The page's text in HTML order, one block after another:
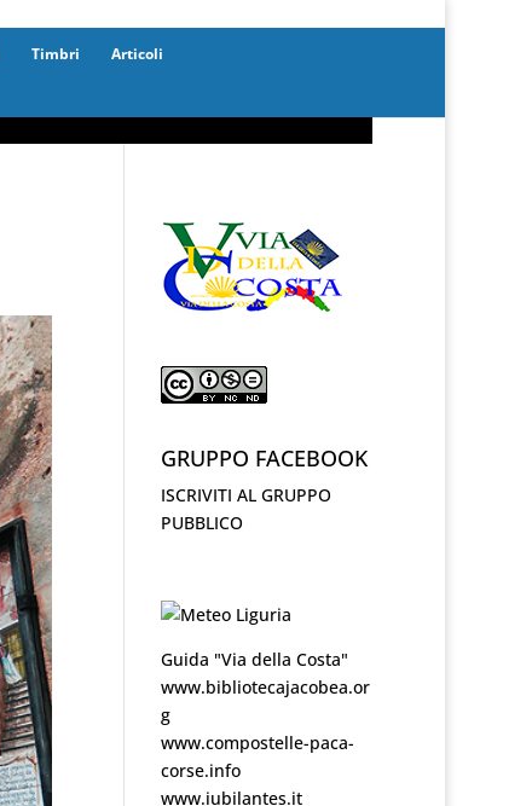
Timbri
Articoli
GRUPPO FACEBOOK
ISCRIVITI AL GRUPPO
PUBBLICO
Guida "Via della Costa"
www.bibliotecajacobea.or
g
www.compostelle-paca-
corse.info
www.iubilantes.it